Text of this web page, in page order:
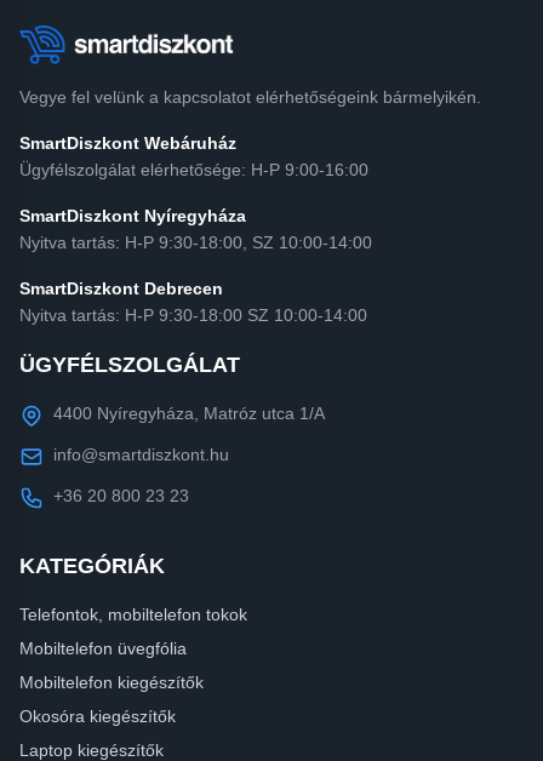
Vegye fel velünk a kapcsolatot elérhetőségeink bármelyikén.
SmartDiszkont Webáruház
Ügyfélszolgálat elérhetősége: H-P 9:00-16:00
SmartDiszkont Nyíregyháza
Nyitva tartás: H-P 9:30-18:00, SZ 10:00-14:00
SmartDiszkont Debrecen
Nyitva tartás: H-P 9:30-18:00 SZ 10:00-14:00
ÜGYFÉLSZOLGÁLAT
4400 Nyíregyháza, Matróz utca 1/A
info@smartdiszkont.hu
+36 20 800 23 23
KATEGÓRIÁK
Telefontok, mobiltelefon tokok
Mobiltelefon üvegfólia
Mobiltelefon kiegészítők
Okosóra kiegészítők
Laptop kiegészítők